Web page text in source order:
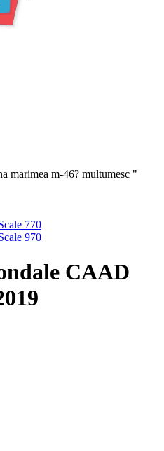
marimea m-46? multumesc "
770
970
CAAD